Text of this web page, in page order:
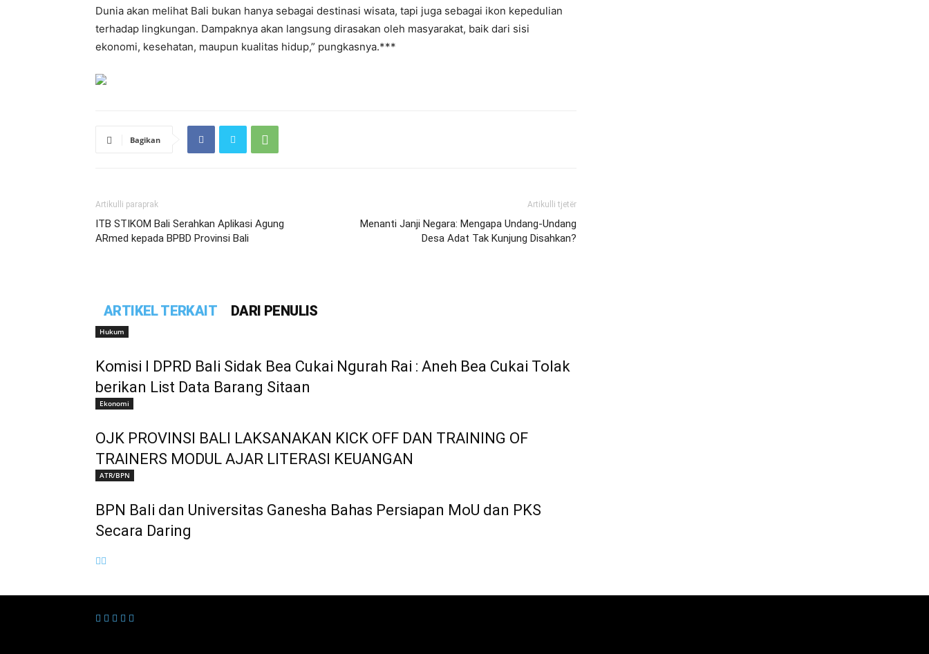
Dunia akan melihat Bali bukan hanya sebagai destinasi wisata, tapi juga sebagai ikon kepedulian
terhadap lingkungan. Dampaknya akan langsung dirasakan oleh masyarakat, baik dari sisi
ekonomi, kesehatan, maupun kualitas hidup,” pungkasnya.***
Bagikan
Artikulli paraprak
ITB STIKOM Bali Serahkan Aplikasi Agung
ARmed kepada BPBD Provinsi Bali
Artikulli tjetër
Menanti Janji Negara: Mengapa Undang-Undang
Desa Adat Tak Kunjung Disahkan?
ARTIKEL TERKAIT DARI PENULIS
Hukum
Komisi I DPRD Bali Sidak Bea Cukai Ngurah Rai : Aneh Bea Cukai Tolak
berikan List Data Barang Sitaan
Ekonomi
OJK PROVINSI BALI LAKSANAKAN KICK OFF DAN TRAINING OF
TRAINERS MODUL AJAR LITERASI KEUANGAN
ATR/BPN
BPN Bali dan Universitas Ganesha Bahas Persiapan MoU dan PKS
Secara Daring